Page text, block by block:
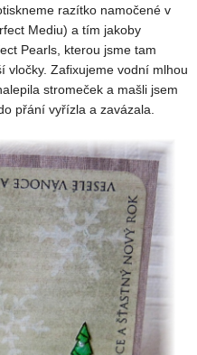
razítko namočené v
Mediu) a tím jakoby
Pearls, kterou jsme tam
vločky. Zafixujeme vodní mlhou
stromeček a mašli jsem
přání vyřízla a zavázala.